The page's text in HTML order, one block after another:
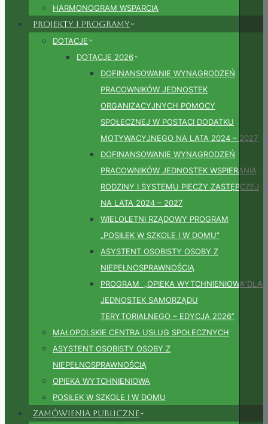
HARMONOGRAM WSPARCIA
Projekty i Programy
DOTACJE
DOTACJE 2026
DOFINANSOWANIE WYNAGRODZEŃ
PRACOWNIKÓW JEDNOSTEK
ORGANIZACYJNYCH POMOCY
SPOŁECZNEJ W POSTACI DODATKU
MOTYWACYJNEGO NA LATA 2024 – 2027
DOFINANSOWANIE WYNAGRODZEŃ
PRACOWNIKÓW JEDNOSTEK WSPIERANIA
RODZINY I SYSTEMU PIECZY ZASTĘPCZEJ
NA LATA 2024 – 2027
WIELOLETNI RZĄDOWY PROGRAM
„POSIŁEK W SZKOLE I W DOMU”
ASYSTENT OSOBISTY OSOBY Z
NIEPEŁNOSPRAWNOŚCIĄ
PROGRAM „OPIEKA WYTCHNIENIOWA”DLA
JEDNOSTEK SAMORZĄDU
TERYTORIALNEGO – EDYCJA 2026”
MAŁOPOLSKIE CENTRA USŁUG SPOŁECZNYCH
ASYSTENT OSOBISTY OSOBY Z
NIEPEŁNOSPRAWNOŚCIĄ
OPIEKA WYTCHNIENIOWA
POSIŁEK W SZKOLE I W DOMU
Zamówienia publiczne